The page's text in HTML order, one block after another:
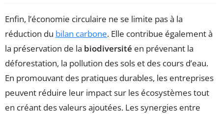
Enfin, l’économie circulaire ne se limite pas à la
réduction du bilan carbone. Elle contribue également à
la préservation de la biodiversité en prévenant la
déforestation, la pollution des sols et des cours d’eau.
En promouvant des pratiques durables, les entreprises
peuvent réduire leur impact sur les écosystèmes tout
en créant des valeurs ajoutées. Les synergies entre